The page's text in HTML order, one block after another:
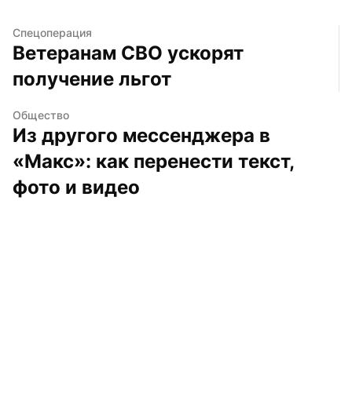
Спецоперация
Ветеранам СВО ускорят
получение льгот
Общество
Из другого мессенджера в
«Макс»: как перенести текст,
фото и видео